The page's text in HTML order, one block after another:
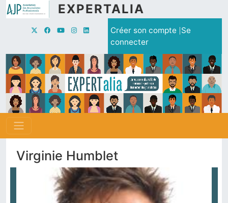
Aller au contenu principalEXPERTALIA
Menu du compte de
Créer son compte Se
connecter
Virginie Humblet